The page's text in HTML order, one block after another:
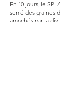
En 10 jours, le
semé des graines
amochés par la